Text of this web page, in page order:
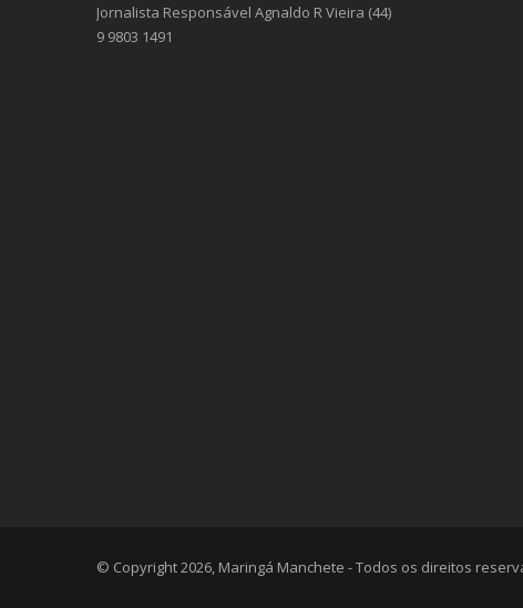
Jornalista Responsável Agnaldo R Vieira (44)
9 9803 1491
© Copyright 2026, Maringá Manchete - Todos os direitos